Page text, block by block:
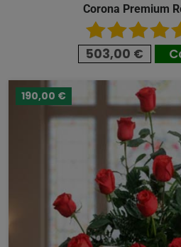
Corona Premium
503,00 €
190,00 €